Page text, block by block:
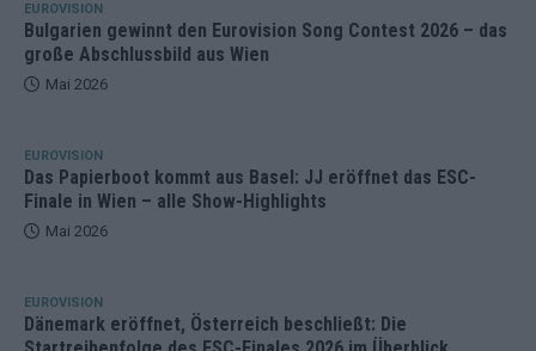
EUROVISION
Bulgarien gewinnt den Eurovision Song Contest 2026 – das
große Abschlussbild aus Wien
Mai 2026
EUROVISION
Das Papierboot kommt aus Basel: JJ eröffnet das ESC-
Finale in Wien – alle Show-Highlights
Mai 2026
EUROVISION
Dänemark eröffnet, Österreich beschließt: Die